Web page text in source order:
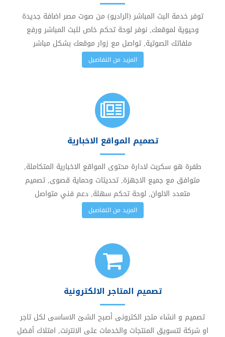
توفر خدمة البث المباشر (الراديو) من صوت مصر اضافة جديدة
وحيوية لموقعك, نوفر لوحة تحكم خاص للبث المباشر ورفع
ملفاتك الصوتية, تواصل مع زوار موقعك بشكل مباشر
المزيد من التفاصيل
تصميم المواقع الاخبارية
طفرة هو سكربت لادارة محتوى المواقع الاخبارية المتكاملة,
متوافق مع جميع الاجهزة, تحديثات وحماية قصوى, تصميم
متعدد الالوان, لوحة تحكم سهلة, دعم فني متواصل
المزيد من التفاصيل
تصميم المتاجر الالكترونية
تصميم و انشاء متجر الكترونى أصبح الشئ الاساسى لكل تاجر
او شركة لتسويق المنتجات والخدمات على الانترنت, امتلاك أفضل